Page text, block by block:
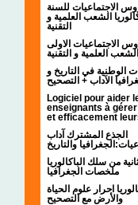
الاجتماعيات للسنة
الشعب العلمية و
التقنية
الاجتماعيات الاولى
الشعب العلمية و التقنية
الوطنية في التاريخ و
الآداب + التصحيح
Logiciel pour aider
enseignants à
et efficacement
الجذع المشترك آداب
والتاريخ
من سلك الباكالوريا
ملخصات الجغرافيا
احرار علوم الحياة
والأرض مع التصحيح